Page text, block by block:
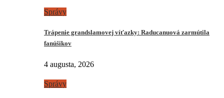
Správy
Trápenie grandslamovej víťazky: Raducanuová zarmútila
fanúšikov
4 augusta, 2026
Správy